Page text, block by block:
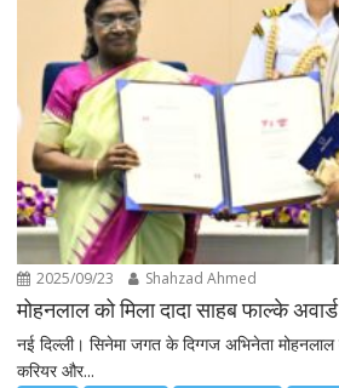
2025/09/23 Shahzad Ahmed
मोहनलाल को मिला दादा साहब फाल्के अवार्ड
नई दिल्ली। सिनेमा जगत के दिग्गज अभिनेता
करियर और...